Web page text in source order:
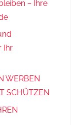
– Ihre
Ihr
WERBEN
SCHÜTZEN